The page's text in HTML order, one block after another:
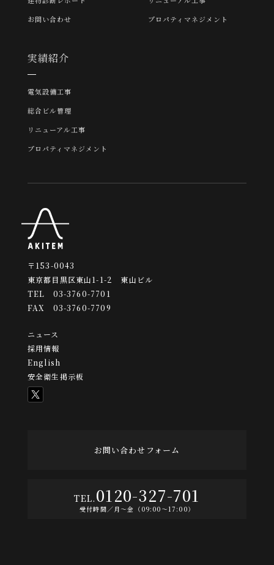
お問い合わせ
プロパティマネジメント
実績紹介
電気設備工事
総合ビル管理
リニューアル工事
プロパティマネジメント
〒153-0043
東京都目黒区東山1-1-2 東山ビル
TEL 03-3760-7701
FAX 03-3760-7709
ニュース
採用情報
English
安全衛生掲示板
お問い合わせフォーム
0120-327-701
受付時間／月〜金（09:00〜17:00）